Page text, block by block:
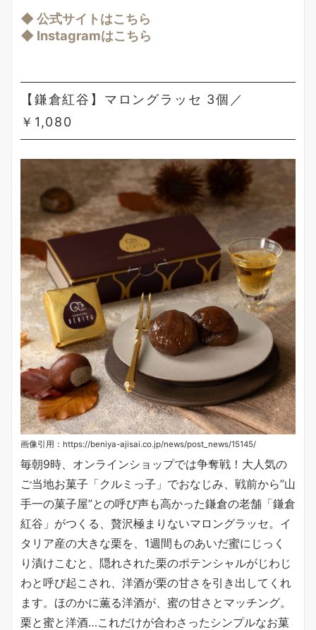
◆ 公式サイトはこちら
◆ Instagramはこちら
【鎌倉紅谷】マロングラッセ 3個／
￥1,080
画像引用：https://beniya-ajisai.co.jp/news/post_news/15145/
毎朝9時、オンラインショップでは争奪戦！大人気の
ご当地お菓子「クルミっ子」でおなじみ、戦前から”山
手一の菓子屋”との呼び声も高かった鎌倉の老舗「鎌倉
紅谷」がつくる、贅沢極まりないマロングラッセ。イ
タリア産の大きな栗を、1週間ものあいだ蜜にじっく
り漬けこむと、隠れされた栗のポテンシャルがじわじ
わと呼び起こされ、洋酒が栗の甘さを引き出してくれ
ます。ほのかに薫る洋酒が、蜜の甘さとマッチング。
栗と蜜と洋酒…これだけが合わさったシンプルなお菓